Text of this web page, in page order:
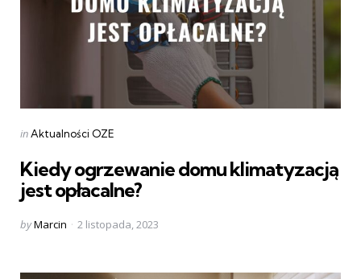
Categories
Posted
inAktualności OZE
Kiedy ogrzewanie domu klimatyzacją
jest opłacalne?
Posted
byMarcin 2 listopada, 2023